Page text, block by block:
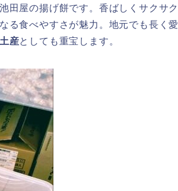
田屋の揚げ餅です。香ばしくサクサク
る食べやすさが魅力。地元でも長く愛
産としても重宝します。